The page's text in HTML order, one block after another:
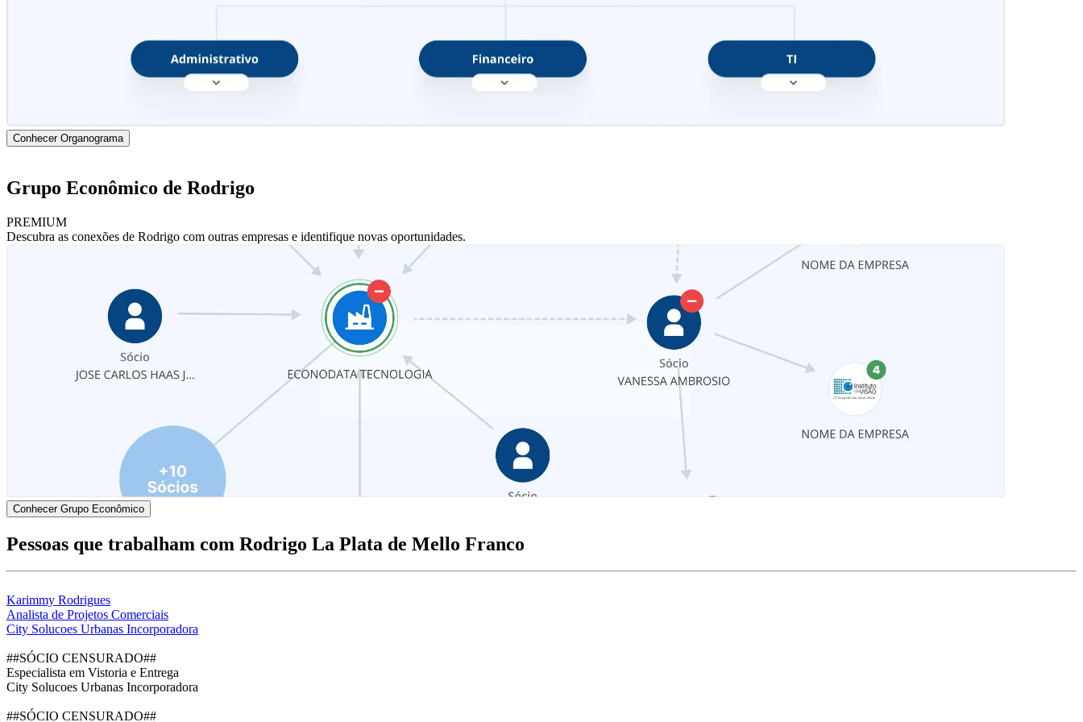
Conhecer Organograma
Grupo Econômico de Rodrigo
PREMIUM
Descubra as conexões de Rodrigo com outras empresas e identifique novas oportunidades.
Conhecer Grupo Econômico
Pessoas que trabalham com Rodrigo La Plata de Mello Franco
Karimmy Rodrigues
Analista de Projetos Comerciais
City Solucoes Urbanas Incorporadora
##SÓCIO CENSURADO##
Especialista em Vistoria e Entrega
City Solucoes Urbanas Incorporadora
##SÓCIO CENSURADO##